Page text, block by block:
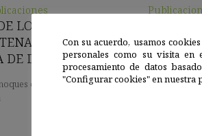
LOS
DE LA
DE DOÑANA
centenarios de la
Libro de
cambio
Con su acuerdo, usamos
personales como su visita en
procesamiento de datos
"Configurar cookies" en nuestra